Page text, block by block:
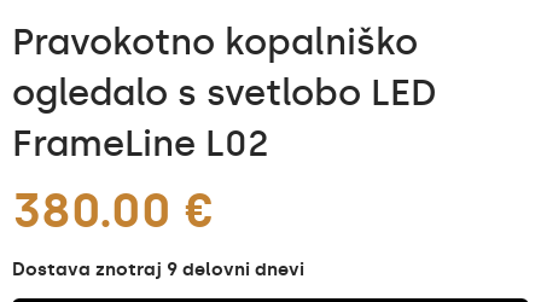
Pravokotno kopalniško
ogledalo s svetlobo LED
FrameLine L02
380.00 €
Dostava znotraj 9 delovni dnevi